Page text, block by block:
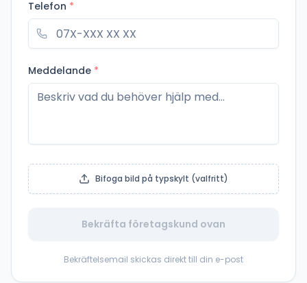
Telefon *
Meddelande *
Bifoga bild på typskylt (valfritt)
Bekräfta företagskund ovan
Bekräftelsemail skickas direkt till din e-post